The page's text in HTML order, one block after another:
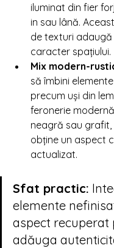
iluminat din fier
in sau lână.
de texturi adaugă
caracter spațiului.
Mix modern-
să îmbini
precum uși din
feronerie
neagră sau
obține un aspect
actualizat.
Sfat practic:
elemente
aspect recuperat
adăuga